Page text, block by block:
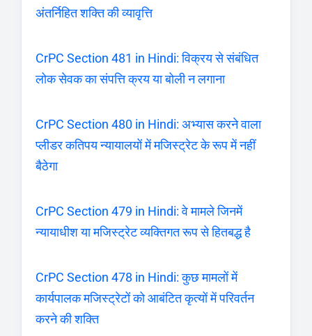
अंतर्निहित शक्ति की व्यावृत्ति
CrPC Section 481 in Hindi: विक्रय से संबंधित
लोक सेवक का संपत्ति क्रय या बोली न लगाना
CrPC Section 480 in Hindi: अभ्यास करने वाला
प्लीडर कतिपय न्यायालयों में मजिस्ट्रेट के रूप में नहीं
बैठेगा
CrPC Section 479 in Hindi: वे मामले जिनमें
न्यायाधीश या मजिस्ट्रेट व्यक्तिगत रूप से हितबद्ध है
CrPC Section 478 in Hindi: कुछ मामलों में
कार्यपालक मजिस्ट्रेटों को आबंटित कृत्यों में परिवर्तन
करने की शक्ति